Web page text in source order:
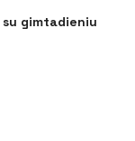
gimtadieniu